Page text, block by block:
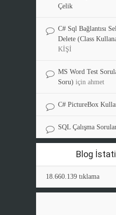
Çelik
C# Sql Bağlantısı
Delete (Class
KİŞİ
MS Word Test
Soru) için ahmet
C# PictureBox
SQL Çalışma
Blog
18.660.139 tıklama